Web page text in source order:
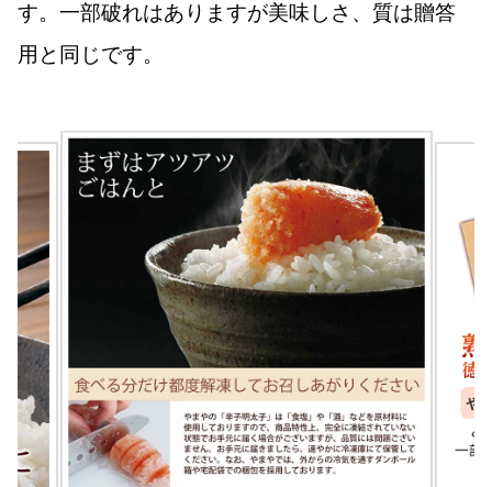
す。一部破れはありますが美味しさ、質は贈答
用と同じです。